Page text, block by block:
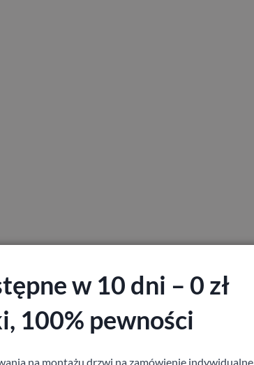
w 10 dni – 0 zł
100% pewności
na montażu drzwi na zamówienie indywidualne,